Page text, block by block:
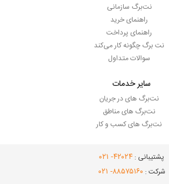
نت‌برگ سازمانی
راهنمای خرید
راهنمای پرداخت
نت برگ چگونه کار می‌کند
سوالات متداول
سایر خدمات
نت‌برگ های در جریان
نت‌برگ های مناطق
نت‌برگ های کسب و کار
پشتیبانی : ۴۲۰۲۴- ۰۲۱
شرکت : ۸۸۵۷۵۱۶۰- ۰۲۱